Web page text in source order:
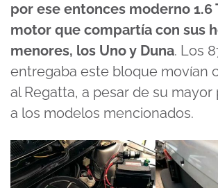
por ese entonces moderno 1.6
motor que compartía con sus
menores, los Uno y Duna. Los
entregaba este bloque movían
al Regatta, a pesar de su
a los modelos mencionados.